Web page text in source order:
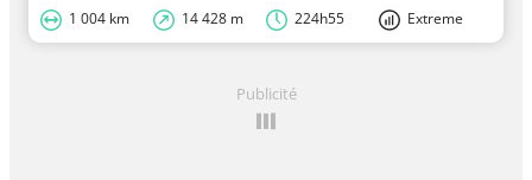
1 004 km 14 428 m 224h55 Extreme
Publicité